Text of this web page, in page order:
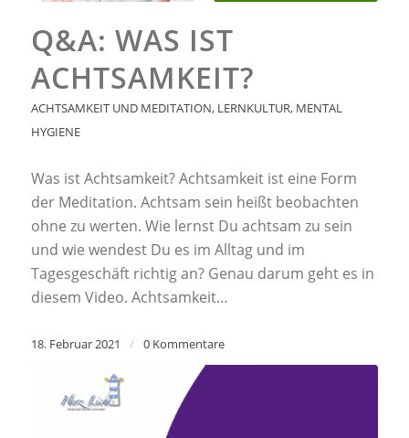
Q&A: WAS IST
ACHTSAMKEIT?
ACHTSAMKEIT UND MEDITATION, LERNKULTUR, MENTAL
HYGIENE
Was ist Achtsamkeit? Achtsamkeit ist eine Form
der Meditation. Achtsam sein heißt beobachten
ohne zu werten. Wie lernst Du achtsam zu sein
und wie wendest Du es im Alltag und im
Tagesgeschäft richtig an? Genau darum geht es in
diesem Video. Achtsamkeit…
18. Februar 2021 / 0 Kommentare